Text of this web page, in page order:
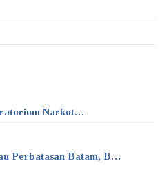
Narkot…
Perbatasan Batam, B…